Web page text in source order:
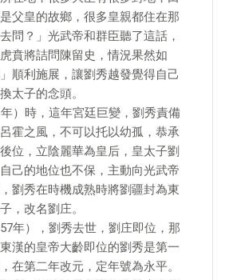
父皇的故鄉，很多皇親都住在那
問？」光武帝和群臣聽了這話，
賁將詰問陳留史，情況果然如
順利施展，讓劉秀越發覺得自己
太子的念頭。
）時，這年宮廷巨變，劉秀責備
霍之風，不可以托以幼孤，恭承
位，立陰麗華為皇后，皇太子劉
己的地位也不保，主動向光武帝
劉秀在時機成熟時將劉疆封為東
，改名劉庄。
年），劉秀去世，劉庄即位，那
漢的皇帝大齡即位的劉秀是第一
在第二年改元，定年號為永平。